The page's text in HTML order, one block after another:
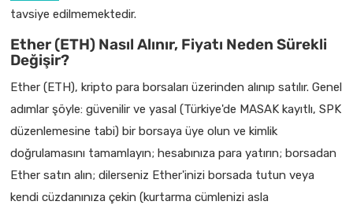
tavsiye edilmemektedir.
Ether (ETH) Nasıl Alınır, Fiyatı Neden Sürekli
Değişir?
Ether (ETH), kripto para borsaları üzerinden alınıp satılır. Genel
adımlar şöyle: güvenilir ve yasal (Türkiye'de MASAK kayıtlı, SPK
düzenlemesine tabi) bir borsaya üye olun ve kimlik
doğrulamasını tamamlayın; hesabınıza para yatırın; borsadan
Ether satın alın; dilerseniz Ether'inizi borsada tutun veya
kendi cüzdanınıza çekin (kurtarma cümlenizi asla